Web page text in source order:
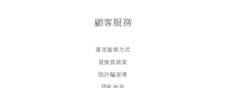
顧客服務
運送服務方式
退換貨政策
防詐騙宣導